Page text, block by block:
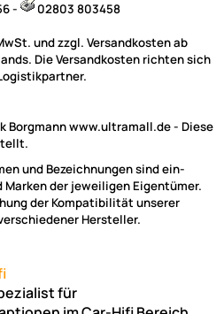
- 02803 803458
und zzgl. Versandkosten ab
Die Versandkosten richten sich
Borgmann www.ultramall.de - Diese
und Bezeichnungen sind ein-
der jeweiligen Eigentümer.
der Kompatibilität unserer
Hersteller.
für